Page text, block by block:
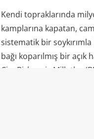
Kendi topraklarında
kamplarına kapatan,
sistematik bir
bağı koparılmış bir
Çin, Birleşmiş Milletler